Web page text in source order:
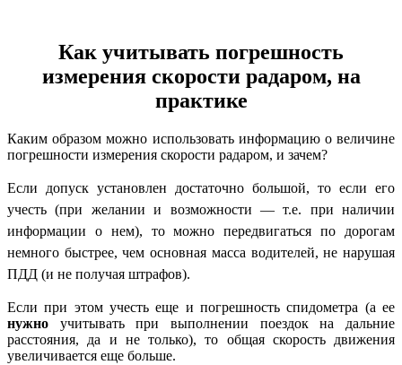
Как учитывать погрешность
измерения скорости радаром, на
практике
Каким образом можно использовать информацию о величине
погрешности измерения скорости радаром, и зачем?
Если допуск установлен достаточно большой, то если его
учесть(при желании и возможности — т.е. при наличии
информации о нем), то можно передвигаться по дорогам
немного быстрее, чем основная масса водителей, не нарушая
ПДД (и не получая штрафов).
Если при этом учесть еще и погрешность спидометра (а ее
нужно учитывать при выполнении поездок на дальние
расстояния, да и не только), то общая скорость движения
увеличивается еще больше.